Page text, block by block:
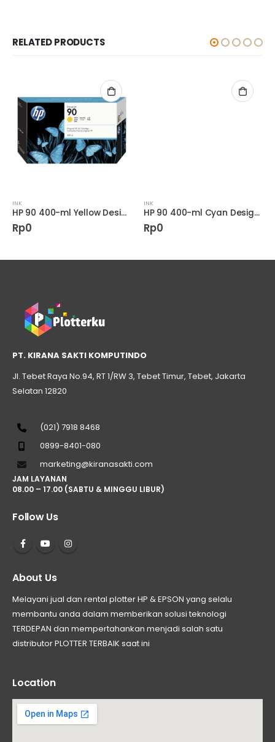
RELATED PRODUCTS
INK
HP 90 400-ml Yellow DesignJet Ink Cartridge
Rp0
INK
HP 90 400-ml Cyan DesignJet Ink Cartridge
Rp0
PT. KIRANA SAKTI KOMPUTINDO
Jl. Tebet Raya No.94, RT 1/RW 3, Tebet Timur, Tebet, Jakarta
Selatan 12820
(021) 7918 8468
0899-8401-080
marketing@kiranasakti.com
JAM LAYANAN
08.00 – 17.00 (SABTU & MINGGU LIBUR)
Follow Us
About Us
Melayani jual dan rental plotter HP & EPSON yang selalu
membantu anda dalam memberikan solusi teknologi
TERDEPAN dan mempertahankan menjadi salah satu
distributor PLOTTER TERBAIK saat ini
Location